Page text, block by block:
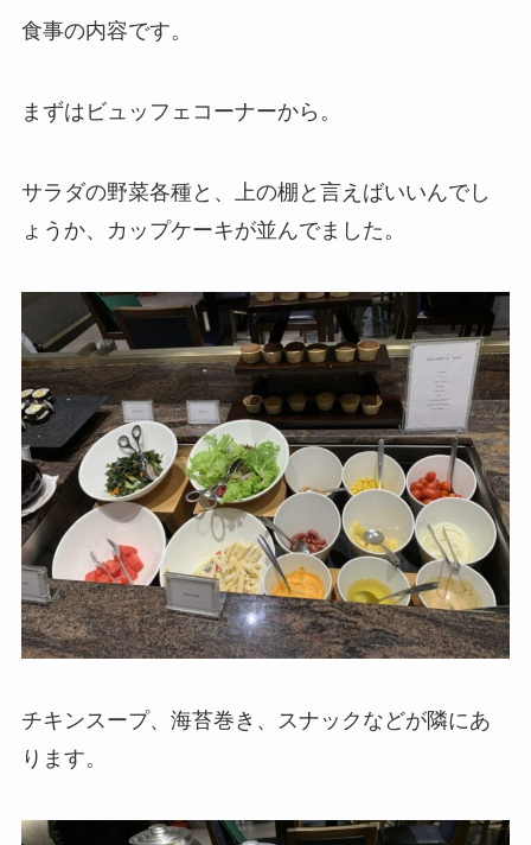
食事の内容です。
まずはビュッフェコーナーから。
サラダの野菜各種と、上の棚と言えばいいんでし
ょうか、カップケーキが並んでました。
チキンスープ、海苔巻き、スナックなどが隣にあ
ります。